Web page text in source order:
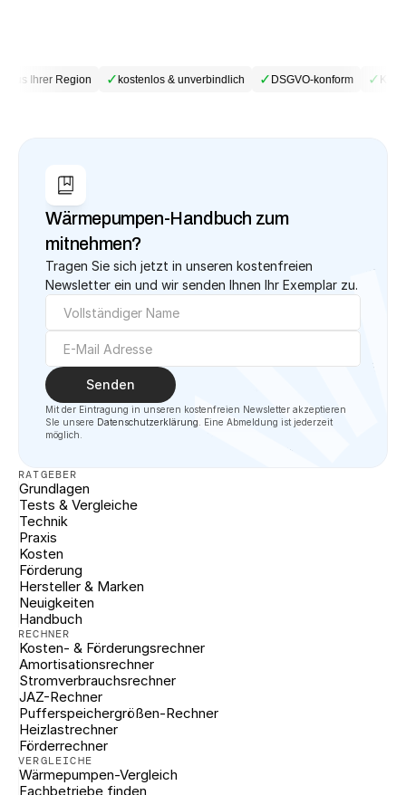
aus Ihrer Region ✓kostenlos & unverbindlich ✓DSGVO-konform ✓Keine
Wärmepumpen-Handbuch zum
mitnehmen?
Tragen Sie sich jetzt in unseren kostenfreien
Newsletter ein und wir senden Ihnen Ihr Exemplar zu.
Senden
Mit der Eintragung in unseren kostenfreien Newsletter akzeptieren
SIe unsere Datenschutzerklärung . Eine Abmeldung ist jederzeit
möglich.
RATGEBER
Grundlagen
Tests & Vergleiche
Technik
Praxis
Kosten
Förderung
Hersteller & Marken
Neuigkeiten
Handbuch
RECHNER
Kosten- & Förderungsrechner
Amortisationsrechner
Stromverbrauchsrechner
JAZ-Rechner
Pufferspeichergrößen-Rechner
Heizlastrechner
Förderrechner
VERGLEICHE
Wärmepumpen-Vergleich
Fachbetriebe finden